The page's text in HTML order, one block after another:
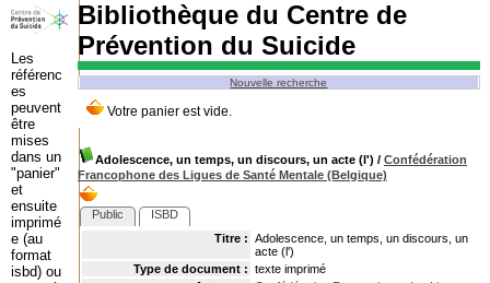
Bibliothèque du Centre de
Prévention du Suicide
Nouvelle recherche
Adolescence, un temps, un discours, un acte (l') / Confédération
Francophone des Ligues de Santé Mentale (Belgique)
Public
ISBD
Titre : Adolescence, un temps, un discours, un
acte (l')
Type de document : texte imprimé
Les
référenc
es
peuvent
être
mises
dans un
"panier"
et
ensuite
imprimé
e (au
format
isbd) ou